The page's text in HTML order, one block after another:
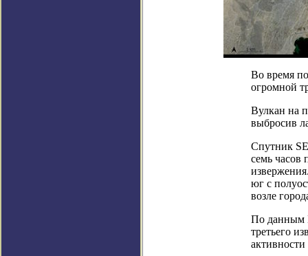
Во время
огромной
Вулкан на
выбросив
Спутник
семь часов
юг с
возле
По данным
третьего
активности